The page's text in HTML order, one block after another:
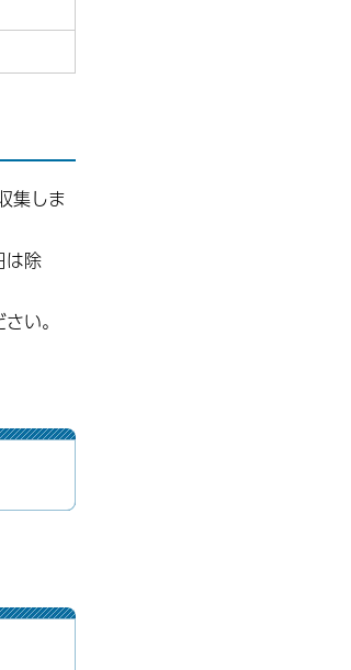
集しま
は除
い。